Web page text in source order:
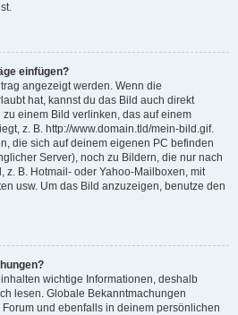
einfügen?
angezeigt werden. Wenn die
hat, kannst du das Bild auch direkt
einem Bild verlinken, das auf einem
z. B. http://www.domain.tld/mein-bild.gif.
die sich auf deinem eigenen PC befinden
Server), noch zu Bildern, die nur nach
z. B. Hotmail- oder Yahoo-Mailboxen, mit
usw. Um das Bild anzuzeigen, benutze den
wichtige Informationen, deshalb
lesen. Globale Bekanntmachungen
und ebenfalls in deinem persönlichen